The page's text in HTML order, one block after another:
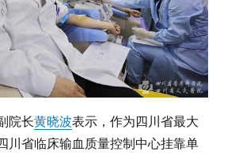
院长黄晓波表示，作为四川省最大
川省临床输血质量控制中心挂靠单